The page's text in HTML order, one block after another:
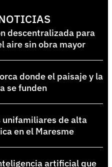
descentralizada para
aire sin obra mayor
donde el paisaje y la
se funden
de alta
en el Maresme
artificial que